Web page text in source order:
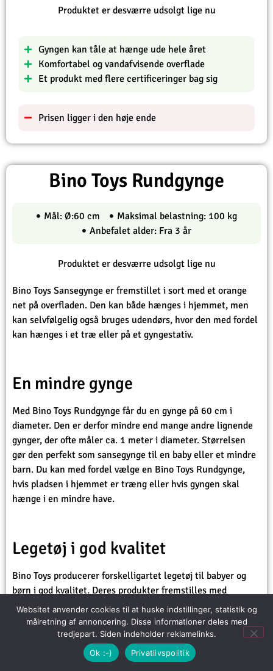
Produktet er desværre udsolgt lige nu
Gyngen kan tåle at hænge ude hele året
Komfortabel og vandafvisende overflade
Et produkt med flere certificeringer bag sig
Prisen ligger i den høje ende
Bino Toys Rundgynge
Mål: Ø:60 cm
Maksimal belastning: 100 kg
Anbefalet alder: Fra 3 år
Produktet er desværre udsolgt lige nu
Bino Toys Sansegynge er fremstillet i sort med et orange
net på overfladen. Den kan både hænges i hjemmet, men
kan selvfølgelig også bruges udendørs, hvor den med fordel
kan hænges i et træ eller på et gyngestativ.
En mindre gynge
Med Bino Toys Rundgynge får du en gynge på 60 cm i
diameter. Den er derfor mindre end mange andre lignende
gynger, der ofte måler ca. 1 meter i diameter. Størrelsen
gør den perfekt som sansegynge til en baby eller et mindre
barn. Du kan med fordel vælge en Bino Toys Rundgynge,
hvis pladsen i hjemmet er træng eller hvis gyngen skal
hænge i en mindre have.
Legetøj i god kvalitet
Bino Toys producerer forskelligartet legetøj til babyer og
børn i god kvalitet. Deres produkter fremstilles med
naturlige materialer, med vandbaserede farver og uden
tilsætningsstoffer. Der er med andre ord tænkt over de
kvalitetsmæssige forhold i sansegyngen.
Grundet Bino Toys Sansegynges omkreds på 60 cm og den
Websitet anvender cookies til at huske indstillinger, statistik og
målretning af annoncering. Disse informationer deles med
tredjepart. Siden indeholder reklamelinks.
Ok :-)
Privatlivspolitik